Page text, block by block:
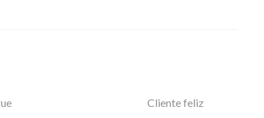
Cliente feliz